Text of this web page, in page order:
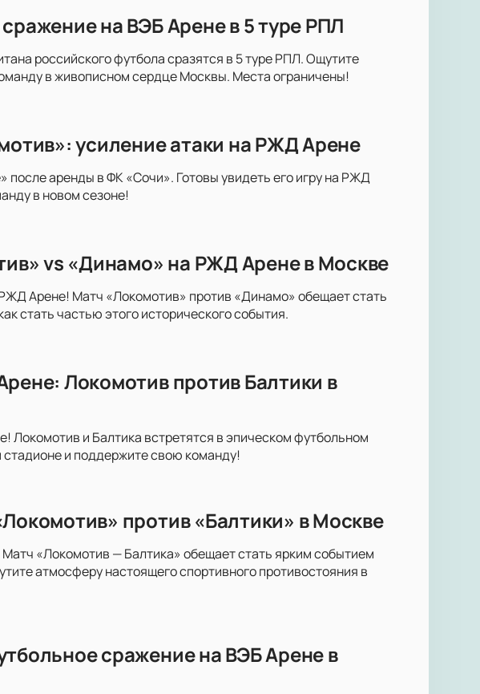
на ВЭБ Арене в 5 туре РПЛ
российского футбола сразятся в 5 туре РПЛ. Ощутите
в живописном сердце Москвы. Места ограничены!
усиление атаки на РЖД Арене
аренды в ФК «Сочи». Готовы увидеть его игру на РЖД
в новом сезоне!
vs «Динамо» на РЖД Арене в Москве
Арене! Матч «Локомотив» против «Динамо» обещает стать
стать частью этого исторического события.
Локомотив против Балтики в
и Балтика встретятся в эпическом футбольном
и поддержите свою команду!
против «Балтики» в Москве
«Локомотив — Балтика» обещает стать ярким событием
атмосферу настоящего спортивного противостояния в
сражение на ВЭБ Арене в